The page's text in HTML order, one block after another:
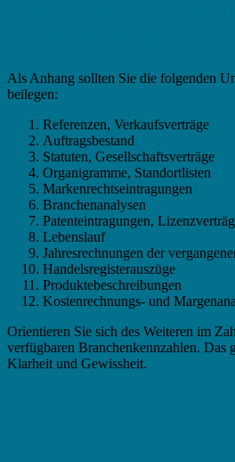
Als Anhang sollten Sie die folgenden
beilegen:
Referenzen, Verkaufsverträge
Auftragsbestand
Statuten, Gesellschaftsverträge
Organigramme, Standortlisten
Markenrechtseintragungen
Branchenanalysen
Patenteintragungen,
Lebenslauf
Jahresrechnungen der
Handelsregisterauszüge
Produktebeschreibungen
Kostenrechnungs- und
Orientieren Sie sich des Weiteren im
verfügbaren Branchenkennzahlen. Das
Klarheit und Gewissheit.